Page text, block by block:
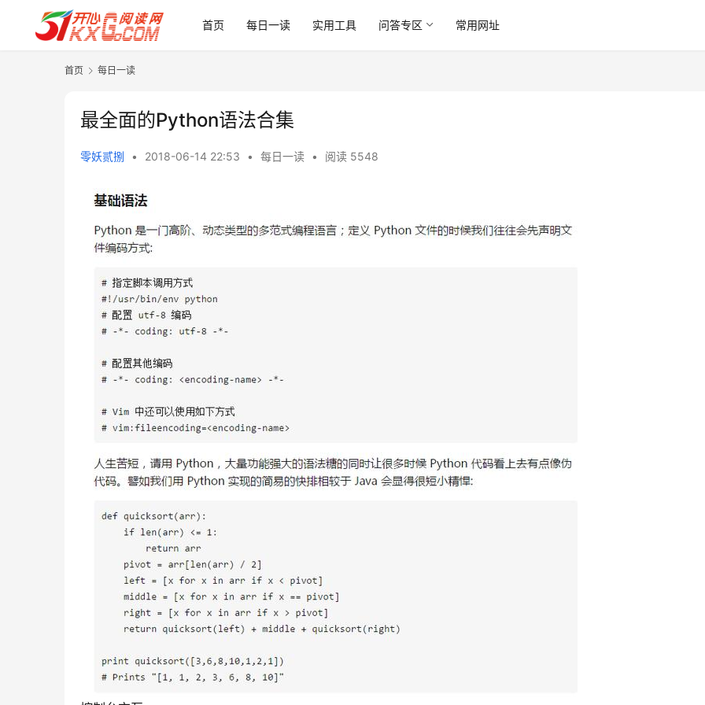
首页 每日一读 实用工具 问答专区 常用网址
首页 每日一读
最全面的Python语法合集
零妖贰捌 • 2018-06-14 22:53 • 每日一读 • 阅读 5548